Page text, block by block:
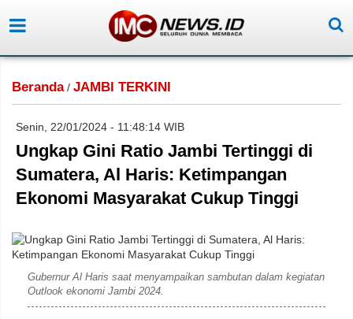
Beranda/ JAMBI TERKINI
Senin, 22/01/2024 - 11:48:14 WIB
Ungkap Gini Ratio Jambi Tertinggi di
Sumatera, Al Haris: Ketimpangan
Ekonomi Masyarakat Cukup Tinggi
Gubernur Al Haris saat menyampaikan sambutan dalam kegiatan
Outlook ekonomi Jambi 2024.